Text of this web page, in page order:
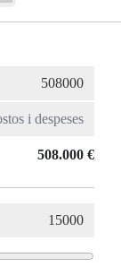
508.000 €